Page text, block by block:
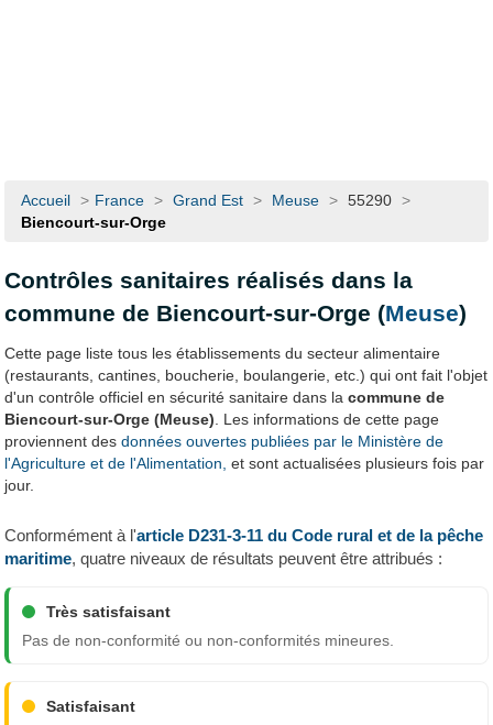
Accueil > France > Grand Est > Meuse > 55290 >
Biencourt-sur-Orge
Contrôles sanitaires réalisés dans la
commune de Biencourt-sur-Orge (Meuse)
Cette page liste tous les établissements du secteur alimentaire
(restaurants, cantines, boucherie, boulangerie, etc.) qui ont fait l'objet
d'un contrôle officiel en sécurité sanitaire dans lacommune de
Biencourt-sur-Orge (Meuse) . Les informations de cette page
proviennent desdonnées ouvertes publiées par le Ministère de
l'Agriculture et de l'Alimentation, et sont actualisées plusieurs fois par
jour.
Conformément à l'article D231-3-11 du Code rural et de la pêche
maritime, quatre niveaux de résultats peuvent être attribués :
Très satisfaisant
Pas de non-conformité ou non-conformités mineures.
Satisfaisant